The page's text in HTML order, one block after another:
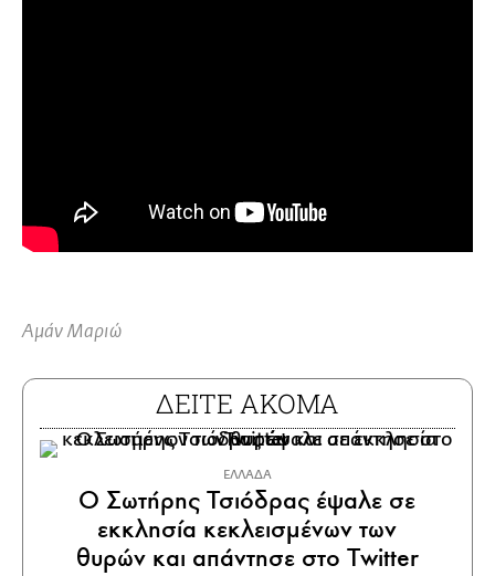
Αμάν Μαριώ
ΔΕΙΤΕ ΑΚΟΜΑ
ΕΛΛΑΔΑ
Ο Σωτήρης Τσιόδρας έψαλε σε
εκκλησία κεκλεισμένων των
θυρών και απάντησε στο Twitter